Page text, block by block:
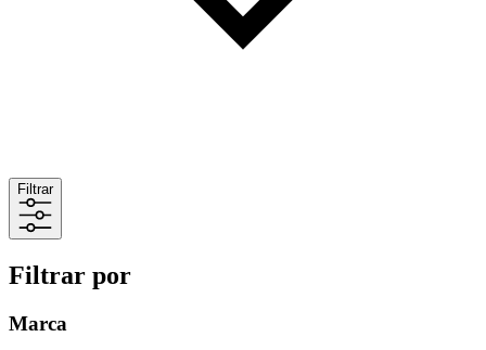
Filtrar
Filtrar por
Marca